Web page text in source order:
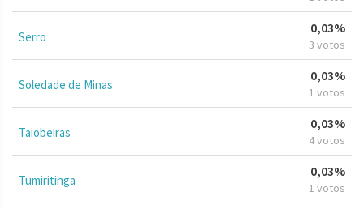
Serro
0,03%
3 votos
Soledade de Minas
0,03%
1 votos
Taiobeiras
0,03%
4 votos
Tumiritinga
0,03%
1 votos